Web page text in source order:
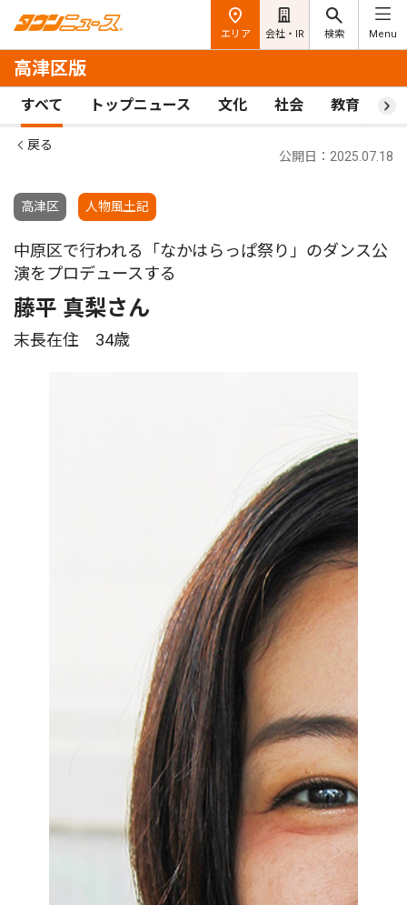
エリア 会社・IR 検索 Menu
高津区版
すべて トップニュース 文化 社会 教育 ス
戻る
高津区 人物風土記
公開日：2025.07.18
中原区で行われる「なかはらっぱ祭り」のダンス公
演をプロデュースする
藤平 真梨さん
末長在住 34歳